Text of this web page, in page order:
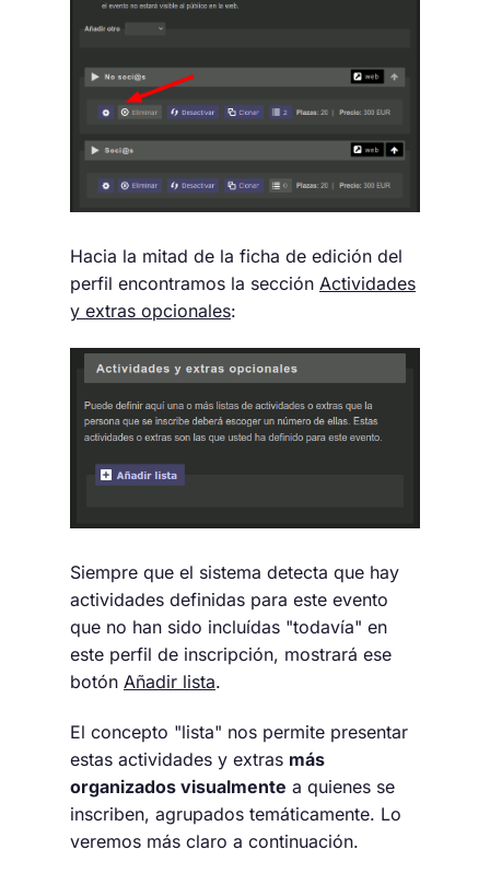
Hacia la mitad de la ficha de edición del
perfil encontramos la sección Actividades
y extras opcionales:
Siempre que el sistema detecta que hay
actividades definidas para este evento
que no han sido incluídas "todavía" en
este perfil de inscripción, mostrará ese
botón Añadir lista.
El concepto "lista" nos permite presentar
estas actividades y extras más
organizados visualmente a quienes se
inscriben, agrupados temáticamente. Lo
veremos más claro a continuación.